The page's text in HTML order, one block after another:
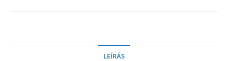
LEÍRÁS